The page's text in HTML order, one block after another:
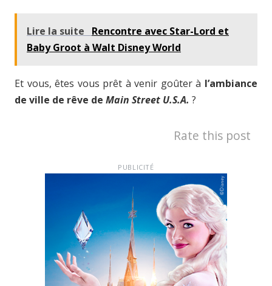
Lire la suite
Rencontre avec Star-Lord et
Baby Groot à Walt Disney World
Et vous, êtes vous prêt à venir goûter à l’ambiance
de ville de rêve de Main Street U.S.A. ?
Rate this post
PUBLICITÉ